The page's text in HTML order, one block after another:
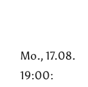
Mo., 17.08.
19:00: